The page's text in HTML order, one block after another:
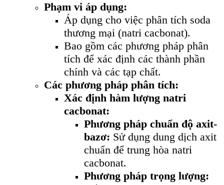
Phạm vi áp dụng:
Áp dụng cho việc phân tích soda
thương mại (natri cacbonat).
Bao gồm các phương pháp phân
tích để xác định các thành phần
chính và các tạp chất.
Các phương pháp phân tích:
Xác định hàm lượng natri
cacbonat:
Phương pháp chuẩn độ axit-
bazơ: Sử dụng dung dịch axit
chuẩn để trung hòa natri
cacbonat.
Phương pháp trọng lượng: